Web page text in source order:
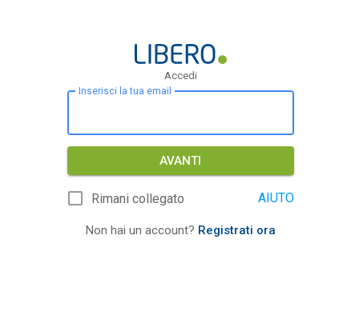
Accedi
Inserisci la tua email
AVANTI
Rimani collegato AIUTO
Non hai un account? Registrati ora